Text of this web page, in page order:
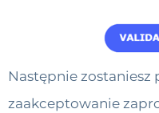
Następnie zostaniesz
zaakceptowanie